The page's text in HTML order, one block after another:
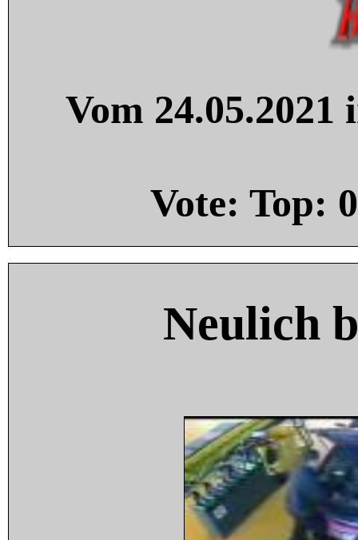
Vom
Vote: Top: 0
Neulich